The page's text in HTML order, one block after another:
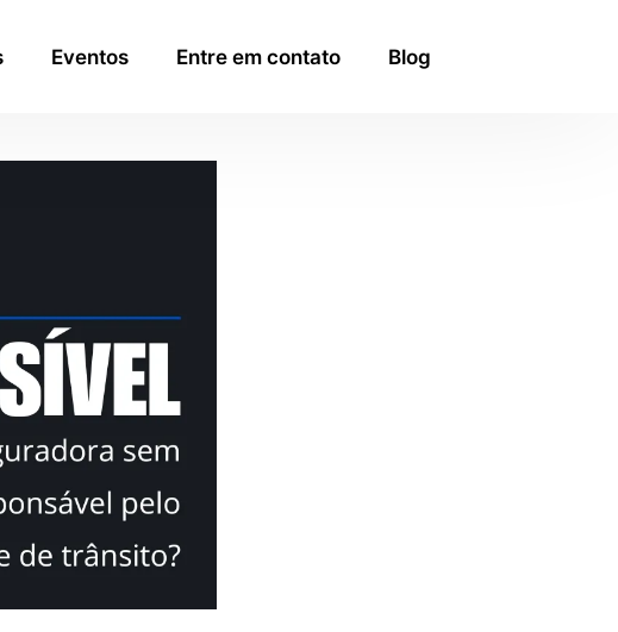
Eventos Entre em contato Blog